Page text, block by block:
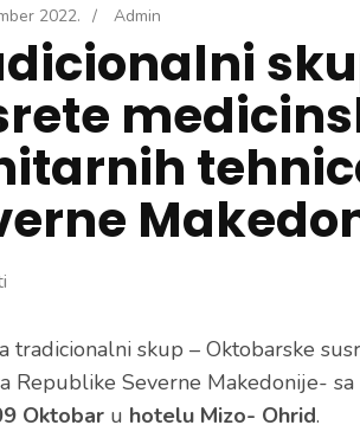
2022. / Admin
tradicionalni skup – Oktobarske
Republike Severne Makedonije-
Oktobar u hotelu Mizo- Ohrid.